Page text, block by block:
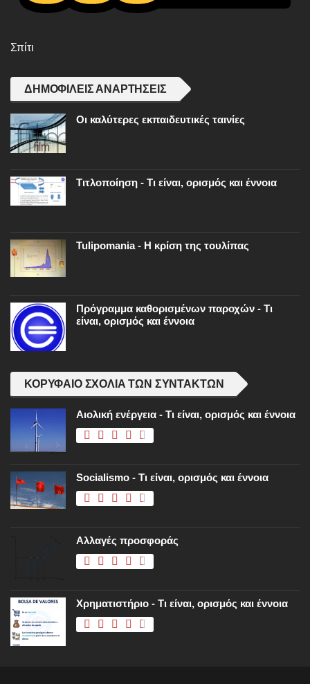
Σπίτι
ΔΗΜΟΦΙΛΕΊΣ ΑΝΑΡΤΉΣΕΙΣ
Οι καλύτερες εκπαιδευτικές ταινίες
Τιτλοποίηση - Τι είναι, ορισμός και έννοια
Tulipomania - Η κρίση της τουλίπας
Πρόγραμμα καθορισμένων παροχών - Τι
είναι, ορισμός και έννοια
ΚΟΡΥΦΑΊΟ ΣΧΌΛΙΑ ΤΩΝ ΣΥΝΤΑΚΤΏΝ
Αιολική ενέργεια - Τι είναι, ορισμός και έννοια
Socialismo - Τι είναι, ορισμός και έννοια
Αλλαγές προσφοράς
Χρηματιστήριο - Τι είναι, ορισμός και έννοια